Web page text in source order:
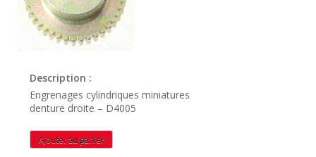
Description :
Engrenages cylindriques miniatures
denture droite – D4005
quantité
de
Ajouter au panier